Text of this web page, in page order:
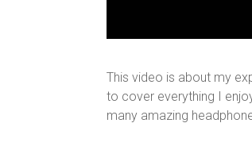
This video is about my
to cover everything I
many amazing